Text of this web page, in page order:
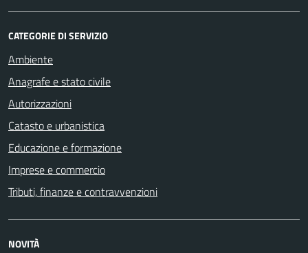
CATEGORIE DI SERVIZIO
Ambiente
Anagrafe e stato civile
Autorizzazioni
Catasto e urbanistica
Educazione e formazione
Imprese e commercio
Tributi, finanze e contravvenzioni
NOVITÀ